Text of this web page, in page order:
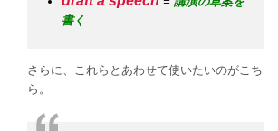
書く
さらに、これらとあわせて使いたいのがこち
ら。